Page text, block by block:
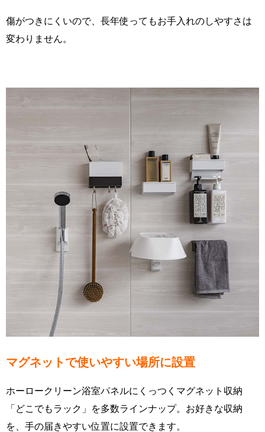
傷がつきにくいので、長年使ってもお手入れのしやすさは
変わりません。
マグネットで使いやすい場所に設置
ホーロークリーン浴室パネルにくっつくマグネット収納
「どこでもラック」を多数ラインナップ。お好きな収納
を、手の届きやすい位置に設置できます。